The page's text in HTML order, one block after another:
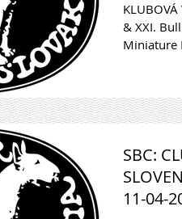
& XXI.
Miniature
SBC:
11-04-